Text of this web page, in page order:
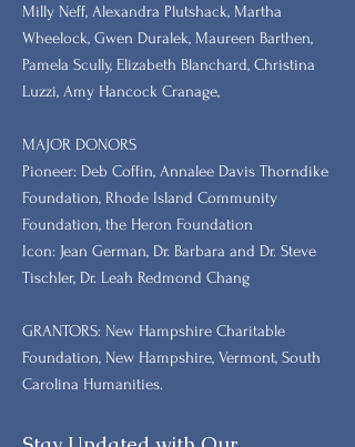
Milly Neff, Alexandra Plutshack, Martha
Wheelock, Gwen Duralek, Maureen Barthen,
Pamela Scully, Elizabeth Blanchard, Christina
Luzzi, Amy Hancock Cranage,
MAJOR DONORS
​Pioneer: Deb Coffin, Annalee Davis Thorndike
Foundation, Rhode Island Community
Foundation, the Heron Foundation
Icon: Jean German, Dr. Barbara and Dr. Steve
Tischler, Dr. Leah Redmond Chang
GRANTORS: New Hampshire Charitable
Foundation, New Hampshire, Vermont, South
Carolina Humanities.